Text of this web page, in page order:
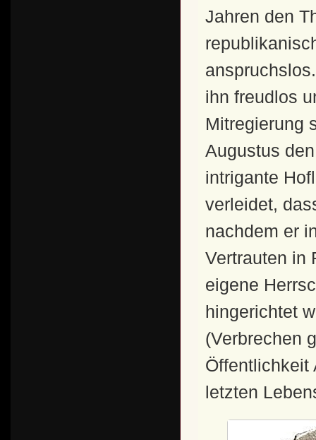
Jahren den
ihn freudlos
Mitregierung
Augustus
intrigante
verleidet,
nachdem er
Vertrauten in
eigene
hingerichtet
(Verbrechen
Öffentlichkeit
letzten